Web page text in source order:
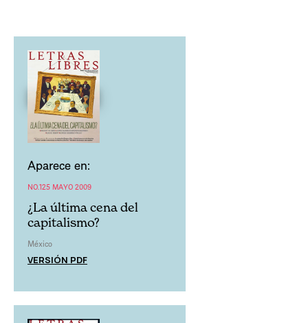
Aparece en:
NO.125 MAYO 2009
¿La última cena del
capitalismo?
México
VERSIÓN PDF